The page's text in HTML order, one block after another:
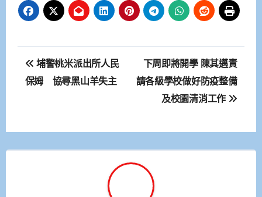
文
章
覽
埔警桃米派出所人民
保姆 協尋黑山羊失主
下周即將開學 陳其邁責
請各級學校做好防疫整備
及校園清消工作